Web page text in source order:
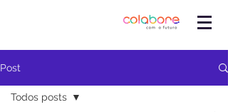
Post
Todos posts